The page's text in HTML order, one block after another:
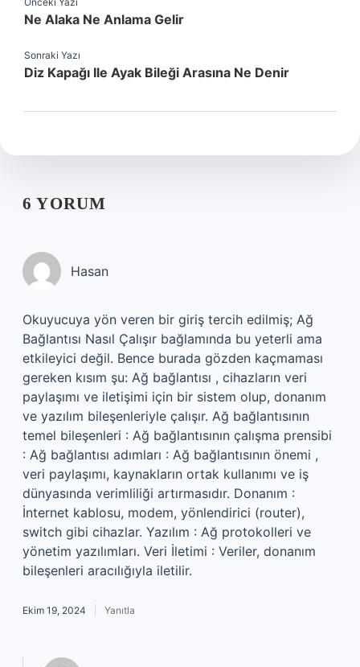
Ne Alaka Ne Anlama Gelir
Sonraki Yazı
Diz Kapağı Ile Ayak Bileği Arasına Ne Denir
6 YORUM
Hasan
Okuyucuya yön veren bir giriş tercih edilmiş; Ağ
Bağlantısı Nasıl Çalışır bağlamında bu yeterli ama
etkileyici değil. Bence burada gözden kaçmaması
gereken kısım şu: Ağ bağlantısı , cihazların veri
paylaşımı ve iletişimi için bir sistem olup, donanım
ve yazılım bileşenleriyle çalışır. Ağ bağlantısının
temel bileşenleri : Ağ bağlantısının çalışma prensibi
: Ağ bağlantısı adımları : Ağ bağlantısının önemi ,
veri paylaşımı, kaynakların ortak kullanımı ve iş
dünyasında verimliliği artırmasıdır. Donanım :
İnternet kablosu, modem, yönlendirici (router),
switch gibi cihazlar. Yazılım : Ağ protokolleri ve
yönetim yazılımları. Veri İletimi : Veriler, donanım
bileşenleri aracılığıyla iletilir.
Ekim 19, 2024 Yanıtla